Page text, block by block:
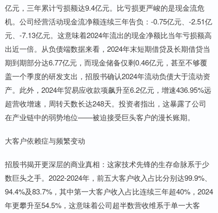
亿元，三年累计亏损额达9.4亿元。比亏损更严峻的是现金流危
机。公司经营活动现金流净额连续三年告负：-0.75亿元、-2.51亿
元、-7.13亿元。这意味着2024年流出的现金净额比当年亏损额高
出近一倍。从负债端数据来看，2024年末短期借贷及长期借贷当
期到期部分达6.77亿元，而现金储备仅剩0.46亿元，甚至不够覆
盖一个季度的研发支出，招股书确认2024年流动负债大于流动资
产。此外，2024年贸易应收款项飙升至6.2亿元，增速436.95%远
超营收增速，周转天数长达248天。投资者指出，这暴露了公司
在产业链中的弱势地位——被迫接受巨头客户的漫长账期。
大客户依赖症与频繁变动
招股书揭开更深层的商业真相：这家技术先锋的生存命脉系于少
数巨头之手。2022-2024年，前五大客户收入占比分别达99.9%、
94.4%及83.7%，其中第一大客户收入占比连续三年超40%，2024
年更攀升至54.5%，这意味着公司超半数营收维系于单一大客